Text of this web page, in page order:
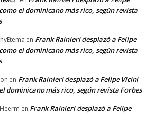
el dominicano más rico, según revista
en Frank Rainieri desplazó a Felipe
el dominicano más rico, según revista
en Frank Rainieri desplazó a Felipe Vicini
dominicano más rico, según revista Forbes
en Frank Rainieri desplazó a Felipe